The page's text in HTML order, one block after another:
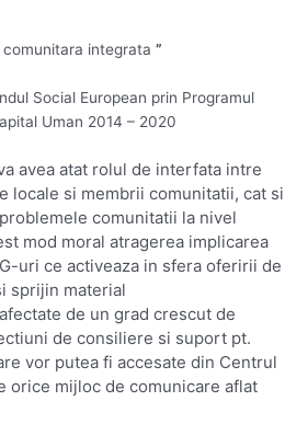
comunitara integrata ”
Social European prin Programul
Uman 2014 – 2020
avea atat rolul de interfata intre
locale si membrii comunitatii, cat si
comunitatii la nivel
mod moral atragerea implicarea
uri ce activeaza in sfera oferirii de
sprijin material
de un grad crescut de
de consiliere si suport pt.
vor putea fi accesate din Centrul
orice mijloc de comunicare aflat